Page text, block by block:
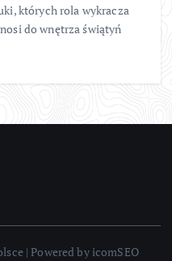
których rola wykracza
do wnętrza świątyń
| Powered by icomSEO